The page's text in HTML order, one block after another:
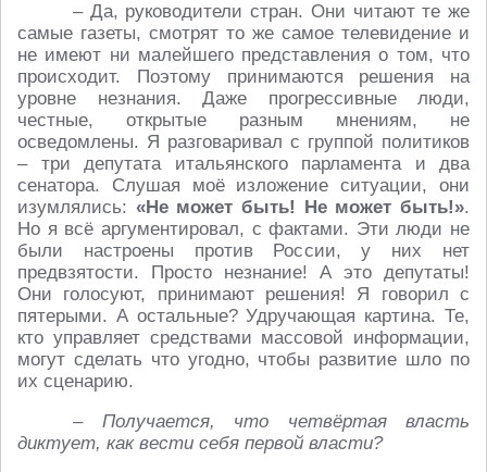
– Да, руководители стран. Они читают те же
самые газеты, смотрят то же самое телевидение и
не имеют ни малейшего представления о том, что
происходит. Поэтому принимаются решения на
уровне незнания. Даже прогрессивные люди,
честные, открытые разным мнениям, не
осведомлены. Я разговаривал с группой политиков
– три депутата итальянского парламента и два
сенатора. Слушая моё изложение ситуации, они
изумлялись: «Не может быть! Не может быть!».
Но я всё аргументировал, с фактами. Эти люди не
были настроены против России, у них нет
предвзятости. Просто незнание! А это депутаты!
Они голосуют, принимают решения! Я говорил с
пятерыми. А остальные? Удручающая картина. Те,
кто управляет средствами массовой информации,
могут сделать что угодно, чтобы развитие шло по
их сценарию.
– Получается, что четвёртая власть
диктует, как вести себя первой власти?